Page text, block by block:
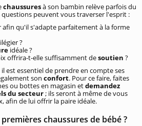
chaussuresà son bambin relève parfois du
questions peuvent vous traverser l'esprit :
afin qu'il s'adapte parfaitement à la forme
?
idéale ?
offrira-t-elle suffisamment desoutien ?
est essentiel de prendre en compte ses
son confort. Pour ce faire, faites
ou bottes en magasin etdemandez
du secteur; ils seront à même de vous
afin de lui offrir la paire idéale.
chaussures de bébé ?